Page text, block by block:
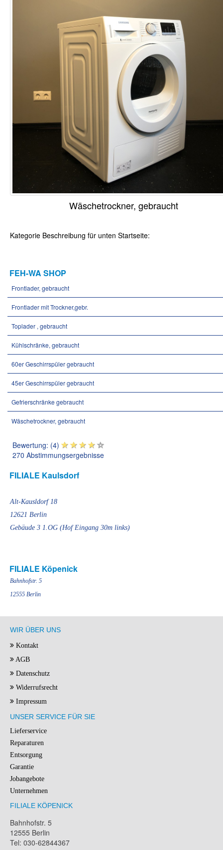
Wäschetrockner, gebraucht
Kategorie Beschreibung für unten Startseite:
FEH-WA SHOP
Frontlader, gebraucht
Frontlader mit Trockner,gebr.
Toplader , gebraucht
Kühlschränke, gebraucht
60er Geschirrspüler gebraucht
45er Geschirrspüler gebraucht
Gefrierschränke gebraucht
Wäschetrockner, gebraucht
Bewertung: (4)
270 Abstimmungsergebnisse
FILIALE Kaulsdorf
Alt-Kausldorf 18
12621 Berlin
Gebäude 3 1.OG (Hof Eingang 30m links)
FILIALE Köpenick
Bahnhofstr. 5
12555 Berlin
WIR ÜBER UNS
Kontakt
AGB
Datenschutz
Widerrufsrecht
Impressum
UNSER SERVICE FÜR SIE
Lieferservice
Reparaturen
Entsorgung
Garantie
Jobangebote
Unternehmen
FILIALE KÖPENICK
Bahnhofstr. 5
12555 Berlin
Tel: 030-62844367